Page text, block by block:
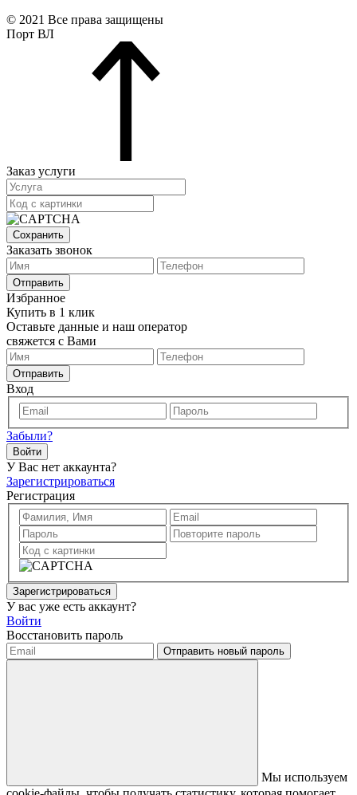
© 2021 Все права защищены
Порт ВЛ
Заказ услуги
Сохранить
Заказать звонок
Отправить
Избранное
Купить в 1 клик
Оставьте данные и наш оператор
свяжется с Вами
Отправить
Вход
Забыли?
Войти
У Вас нет аккаунта?
Зарегистрироваться
Регистрация
Зарегистрироваться
У вас уже есть аккаунт?
Войти
Восстановить пароль
Отправить новый пароль
Мы используем